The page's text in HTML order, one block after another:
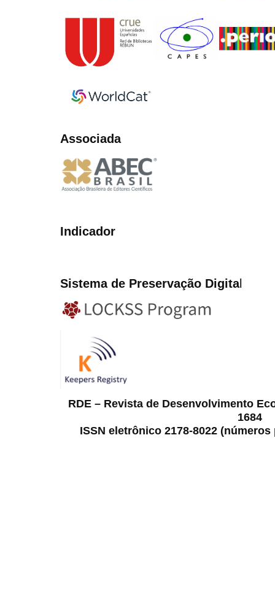
Associada
Indicador
Sistema de Preservação Digital
RDE – Revista de Desenvolvimento
1684
ISSN eletrônico 2178-8022